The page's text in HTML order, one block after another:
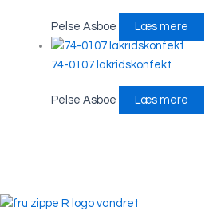
Pelse Asboe Læs mere
74-0107 lakridskonfekt
Pelse Asboe Læs mere